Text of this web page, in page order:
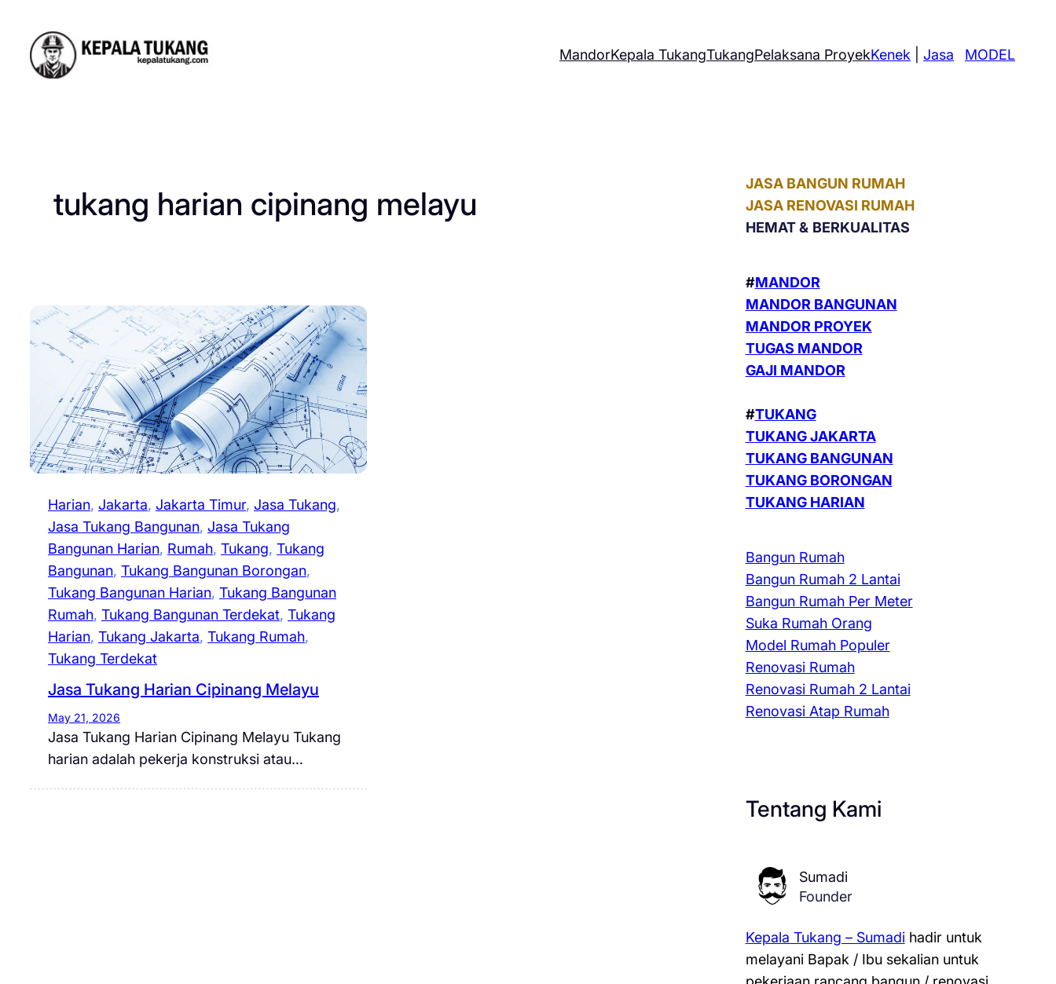
content
MandorKepala TukangTukangPelaksana ProyekKenek |Jasa MODEL
tukang harian cipinang melayu
Harian, Jakarta, Jakarta Timur, Jasa Tukang
Jasa Tukang Bangunan, Jasa Tukang
Bangunan Harian, Rumah, Tukang, Tukang
Bangunan, Tukang Bangunan Borongan
Tukang Bangunan Harian, Tukang Bangunan
Rumah, Tukang Bangunan Terdekat, Tukang
Harian, Tukang Jakarta, Tukang Rumah
Tukang Terdekat
Jasa Tukang Harian Cipinang Melayu
May 21, 2026
Jasa Tukang Harian Cipinang Melayu Tukang
harian adalah pekerja konstruksi atau…
JASA BANGUN RUMAH
JASA RENOVASI RUMAH
HEMAT & BERKUALITAS
#MANDOR
MANDOR BANGUNAN
MANDOR PROYEK
TUGAS MANDOR
GAJI MANDOR
#TUKANG
TUKANG JAKARTA
TUKANG BANGUNAN
TUKANG BORONGAN
TUKANG HARIAN
Bangun Rumah
Bangun Rumah 2 Lantai
Bangun Rumah Per Meter
Suka Rumah Orang
Model Rumah Populer
Renovasi Rumah
Renovasi Rumah 2 Lantai
Renovasi Atap Rumah
Tentang Kami
Sumadi
Founder
Kepala Tukang – Sumadihadir untuk
melayani Bapak / Ibu sekalian untuk